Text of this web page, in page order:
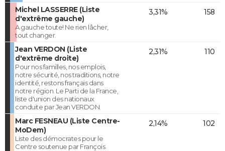
Michel LASSERRE (Liste
d'extrême gauche)
A gauche toute! Ne rien lâcher,
tout changer.
3,31% 158
Jean VERDON (Liste
d'extrême droite)
Pour nos familles, nos emplois,
notre sécurité, nos traditions, notre
identité, restons français dans
notre région. Le Parti de la France,
liste d'union des nationaux
conduite par Jean VERDON.
2,31% 110
Marc FESNEAU (Liste Centre-
MoDem)
Liste des démocrates pour le
Centre soutenue par François
2,14% 102